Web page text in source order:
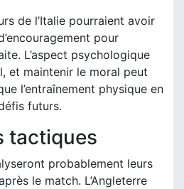
de l’Italie pourraient avoir
pour
L’aspect psychologique
et maintenir le moral peut
l’entraînement physique en
futurs.
tactiques
probablement leurs
le match. L’Angleterre